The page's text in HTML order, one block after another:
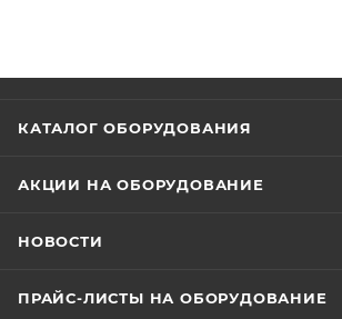
КАТАЛОГ ОБОРУДОВАНИЯ
АКЦИИ НА ОБОРУДОВАНИЕ
НОВОСТИ
ПРАЙС-ЛИСТЫ НА ОБОРУДОВАНИЕ